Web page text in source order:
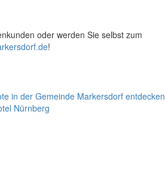
oder werden Sie selbst zum
!
Nürnberg